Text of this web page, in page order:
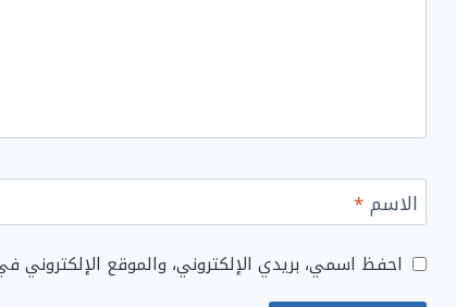
الاسم*
احفظ اسمي، بريدي الإلكتروني، والموقع